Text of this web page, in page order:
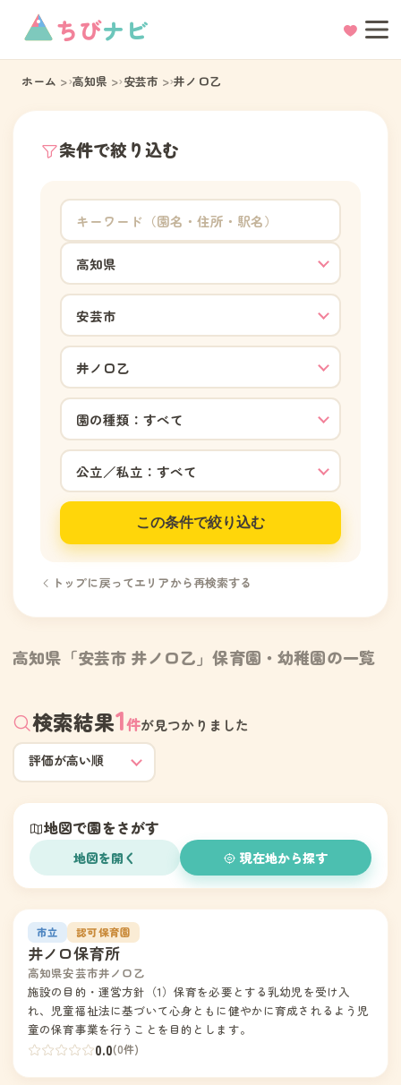
ちびナビ
ホーム 高知県 安芸市 井ノ口乙
条件で絞り込む
この条件で絞り込む
トップに戻ってエリアから再検索する
高知県「安芸市 井ノ口乙」保育園・幼稚園の一覧
検索結果1件が見つかりました
地図で園をさがす
地図を開く 現在地から探す
1市立 認可保育園
井ノ口保育所
高知県安芸市井ノ口乙
施設の目的・運営方針（1）保育を必要とする乳幼児を受け入
れ、児童福祉法に基づいて心身ともに健やかに育成されるよう児
童の保育事業を行うことを目的とします。
0.0(0件)